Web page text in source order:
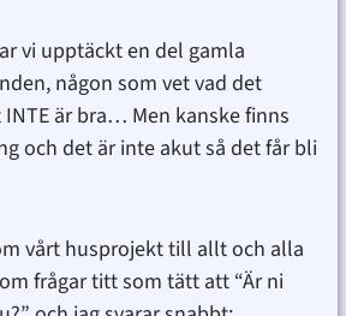
vi upptäckt en del gamla
någon som vet vad det
är bra… Men kanske finns
och det är inte akut så det får bli
vårt husprojekt till allt och alla
frågar titt som tätt att “Är ni